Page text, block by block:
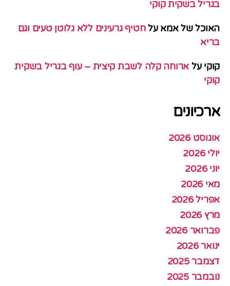
בגריל בשקית קוקי
האוכל של אמא עלחטיף גרעינים ללא גלוטן טעים וגם
בריא
קוקי על ארוחה קלה לשבת קיצית – עוף בגריל בשקית
קוקי
ארכיונים
אוגוסט 2026
יולי 2026
יוני 2026
מאי 2026
אפריל 2026
מרץ 2026
פברואר 2026
ינואר 2026
דצמבר 2025
נובמבר 2025